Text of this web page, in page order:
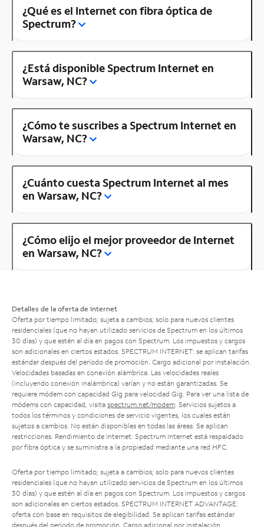
¿Qué es el Internet con fibra óptica de
Spectrum?
¿Está disponible Spectrum Internet en
Warsaw, NC?
¿Cómo te suscribes a Spectrum Internet en
Warsaw, NC?
¿Cuánto cuesta Spectrum Internet al mes
en Warsaw, NC?
¿Cómo elijo el mejor proveedor de Internet
en Warsaw, NC?
Detalles de la oferta de Internet
Oferta por tiempo limitado; sujeta a cambios; solo para nuevos clientes
residenciales (que no hayan utilizado servicios de Spectrum en los últimos
30 días) y que estén al día en pagos con Spectrum. Los impuestos y cargos
son adicionales en ciertos estados. SPECTRUM INTERNET: se aplican tarifas
estándar después del período de promoción. Cargo adicional por instalación.
Velocidades basadas en conexión alámbrica. Las velocidades reales
(incluyendo conexión inalámbrica) varían y no están garantizadas. Se
requiere módem con capacidad Gig para velocidad Gig. Para ver una lista de
módems con capacidad, visita spectrum.net/modem . Servicios sujetos a
todos los términos y condiciones de servicio vigentes, los cuales están
sujetos a cambios. No están disponibles en todas las áreas. Se aplican
restricciones. Rendimiento de Internet: Spectrum Internet está respaldado
por fibra óptica y se suministra a la propiedad mediante una red HFC.
Oferta por tiempo limitado; sujeta a cambios; solo para nuevos clientes
residenciales (que no hayan utilizado servicios de Spectrum en los últimos
30 días) y que estén al día en pagos con Spectrum. Los impuestos y cargos
son adicionales en ciertos estados. SPECTRUM INTERNET ADVANTAGE:
oferta con base en requisitos de elegibilidad. Se aplican tarifas estándar
después del período de promoción. Cargo adicional por instalación.